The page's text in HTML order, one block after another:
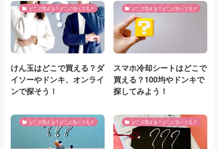
どこで買える？どこに売ってる？
けん玉はどこで買える？ダ
イソーやドンキ、オンライ
ンで探そう！
どこで買える？どこに売ってる？
スマホ冷却シートはどこで
買える？100均やドンキで
探してみよう！
どこで買える？どこに売ってる？ どこで買える？どこに売ってる？